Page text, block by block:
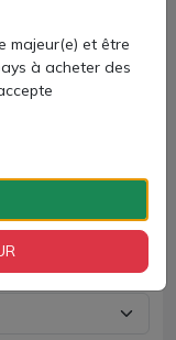
majeur(e) et être
à acheter des